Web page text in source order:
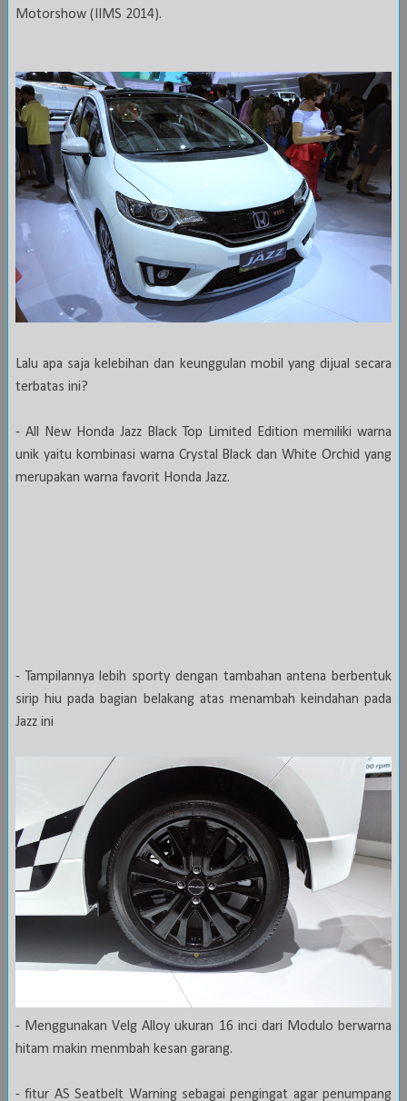
Motorshow (IIMS 2014).
Lalu apa saja kelebihan dan keunggulan mobil yang dijual secara
terbatas ini?
- All New Honda Jazz Black Top Limited Edition memiliki warna
unik yaitu kombinasi warna Crystal Black dan White Orchid yang
merupakan warna favorit Honda Jazz.
- Tampilannya lebih sporty dengan tambahan antena berbentuk
sirip hiu pada bagian belakang atas menambah keindahan pada
Jazz ini
- Menggunakan Velg Alloy ukuran 16 inci dari Modulo berwarna
hitam makin menmbah kesan garang.
- fitur AS Seatbelt Warning sebagai pengingat agar penumpang